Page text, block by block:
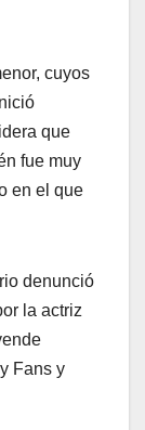
cuyos
que
fue muy
en el que
denunció
la actriz
Fans y